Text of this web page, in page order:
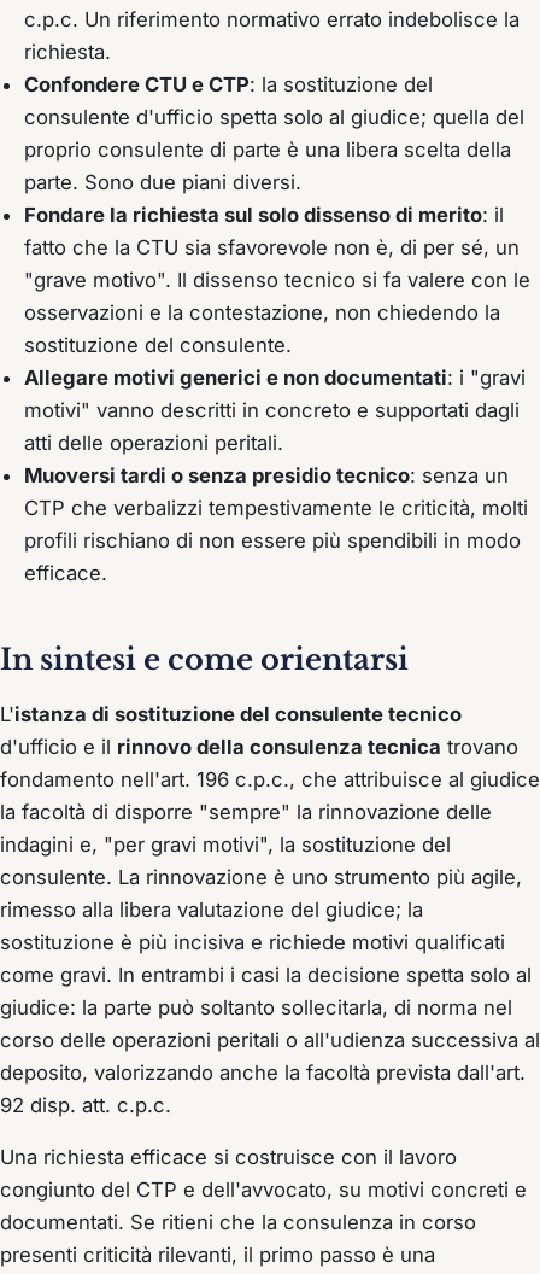
c.p.c. Un riferimento normativo errato indebolisce la
richiesta.
Confondere CTU e CTP: la sostituzione del
consulente d'ufficio spetta solo al giudice; quella del
proprio consulente di parte è una libera scelta della
parte. Sono due piani diversi.
Fondare la richiesta sul solo dissenso di merito: il
fatto che la CTU sia sfavorevole non è, di per sé, un
"grave motivo". Il dissenso tecnico si fa valere con le
osservazioni e la contestazione, non chiedendo la
sostituzione del consulente.
Allegare motivi generici e non documentati: i "gravi
motivi" vanno descritti in concreto e supportati dagli
atti delle operazioni peritali.
Muoversi tardi o senza presidio tecnico: senza un
CTP che verbalizzi tempestivamente le criticità, molti
profili rischiano di non essere più spendibili in modo
efficace.
In sintesi e come orientarsi
L'istanza di sostituzione del consulente tecnico
d'ufficio e il rinnovo della consulenza tecnica trovano
fondamento nell'art. 196 c.p.c., che attribuisce al giudice
la facoltà di disporre "sempre" la rinnovazione delle
indagini e, "per gravi motivi", la sostituzione del
consulente. La rinnovazione è uno strumento più agile,
rimesso alla libera valutazione del giudice; la
sostituzione è più incisiva e richiede motivi qualificati
come gravi. In entrambi i casi la decisione spetta solo al
giudice: la parte può soltanto sollecitarla, di norma nel
corso delle operazioni peritali o all'udienza successiva al
deposito, valorizzando anche la facoltà prevista dall'art.
92 disp. att. c.p.c.
Una richiesta efficace si costruisce con il lavoro
congiunto del CTP e dell'avvocato, su motivi concreti e
documentati. Se ritieni che la consulenza in corso
presenti criticità rilevanti, il primo passo è una